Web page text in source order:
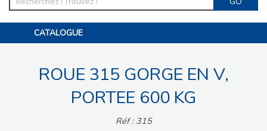
CATALOGUE
MOTORISATIONS
ACCESSOIRES ET ELECTRONIQUES
INTERPHONES VISIOPHONES
ROUE 315 GORGE EN V,
PORTEE 600 KG
Réf : 315